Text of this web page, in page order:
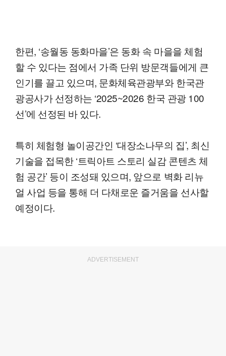
한편, ‘송월동 동화마을’은 동화 속 마을을 체험
할 수 있다는 점에서 가족 단위 방문객들에게 큰
인기를 끌고 있으며, 문화체육관광부와 한국관
광공사가 선정하는 ‘2025~2026 한국 관광 100
선’에 선정된 바 있다.
특히 체험형 놀이공간인 ‘대장소나무의 집’, 최신
기술을 접목한 ‘트릭아트 스토리 실감 콘텐츠 체
험 공간’ 등이 조성돼 있으며, 앞으로 벽화 리뉴
얼 사업 등을 통해 더 다채로운 즐거움을 선사할
예정이다.
ADVERTISEMENT